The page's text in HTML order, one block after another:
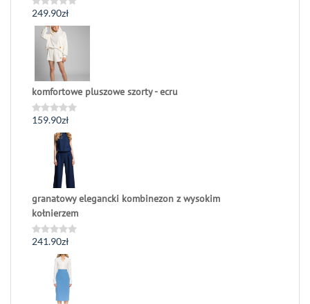
Oceniono
0
249.90zł
komfortowe pluszowe szorty - ecru
Oceniono
159.90zł
granatowy elegancki kombinezon z wysokim
kołnierzem
Oceniono
241.90zł